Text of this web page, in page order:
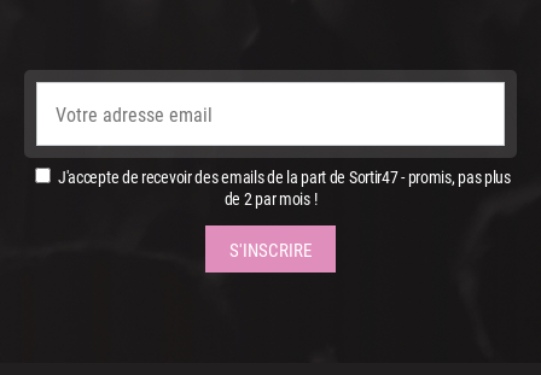
J'accepte de recevoir des emails de la part de Sortir47 - promis, pas plus
de 2 par mois !